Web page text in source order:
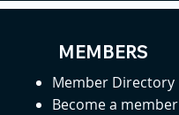
MEMBERS
Member Directory
Become a member